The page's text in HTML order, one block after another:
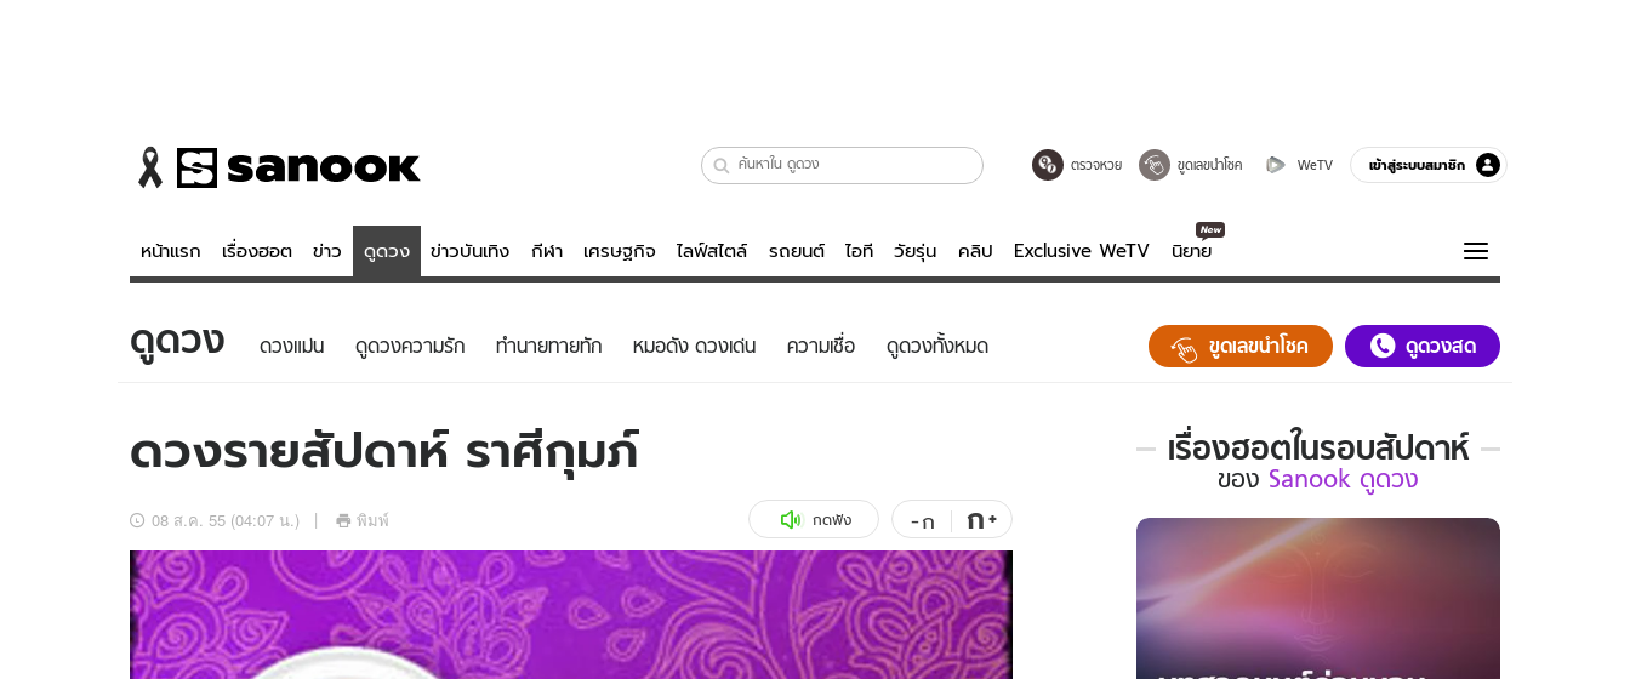
ตรวจหวย ขูดเลขนำโชค WeTV เข้าสู่ระบบสมาชิก
หน้าแรก เรื่องฮอต ข่าว ดูดวง ข่าวบันเทิง กีฬา เศรษฐกิจ ไลฟ์สไตล์ รถยนต์ ไอที วัยรุ่น คลิป Exclusive WeTV นิยาย
ข่าว
ข่าวบันเทิง
อัปเดตจีน
เช็กข่าวชัวร์
ดูดวง - ตรวจหวย
สถิติหวยไทย
ไลฟ์สไตล์
รถยนต์
สุขภาพ
เที่ยว-กิน
Tasteful Thailand
คลิป
พอดแคสต์
ดูทีวี
WeTV
Exclusive WeTV
ความรู้รอบตัว
ฮาวทู
ดูดวง ดวงแม่น ดูดวงความรัก ทํานายทายทัก หมอดัง ดวงเด่น ความเชื่อ ดูดวงทั้งหมด ขูดเลขนำโชค ดูดวงสด
ดวงรายสัปดาห์ ราศีกุมภ์
08 ส.ค. 55 (04:07 น.) พิมพ์ กดฟัง -ก ก+
เรื่องฮอตในรอบสัปดาห์
เรื่อง
ใน
รอบ
ของ
Sanook
ดูด
ของ Sanook ดูดวง